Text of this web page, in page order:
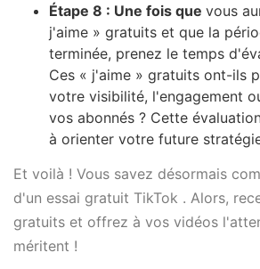
Étape 8 : Une fois que vous
j'aime » gratuits et que la
terminée, prenez le temps
Ces « j'aime » gratuits ont-ils
votre visibilité, l'engagement
vos abonnés ? Cette
à orienter votre future
Et voilà ! Vous savez désormais
d'un essai gratuit TikTok . Alors,
gratuits et offrez à vos vidéos
méritent !